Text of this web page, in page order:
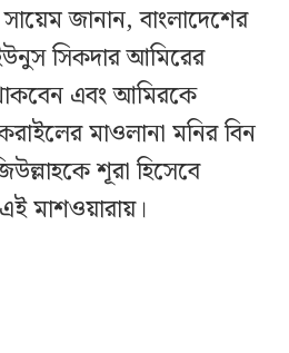
জানান, বাংলাদেশের
সিকদার আমিরের
এবং আমিরকে
মাওলানা মনির বিন
শূরা হিসেবে
মাশওয়ারায়।